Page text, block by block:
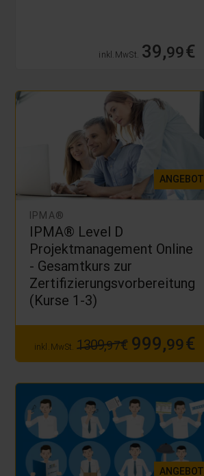
inkl. MwSt. 39,99€
ANGEBOT
IPMA®
IPMA® Level D
Projektmanagement Online
- Gesamtkurs zur
Zertifizierungsvorbereitung
(Kurse 1-3)
inkl. MwSt. 1309,97€ 999,99€
ANGEBOT